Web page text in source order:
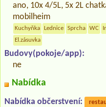
ano, 10x 4/5L, 5x 2L
mobilheim
Kuchyňka Lednice Sprcha WC
El.zásuvka
Budovy(pokoje/app):
ne
Nabídka
Nabídka občerstvení: